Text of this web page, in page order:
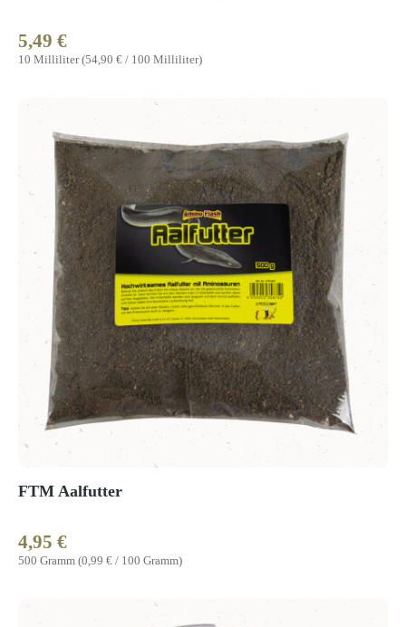
10 Milliliter(54,90 € / 100 Milliliter)
Regulärer Preis:
5,49 €
FTM Aalfutter
500 Gramm (0,99 € / 100 Gramm)
Regulärer Preis:
4,95 €